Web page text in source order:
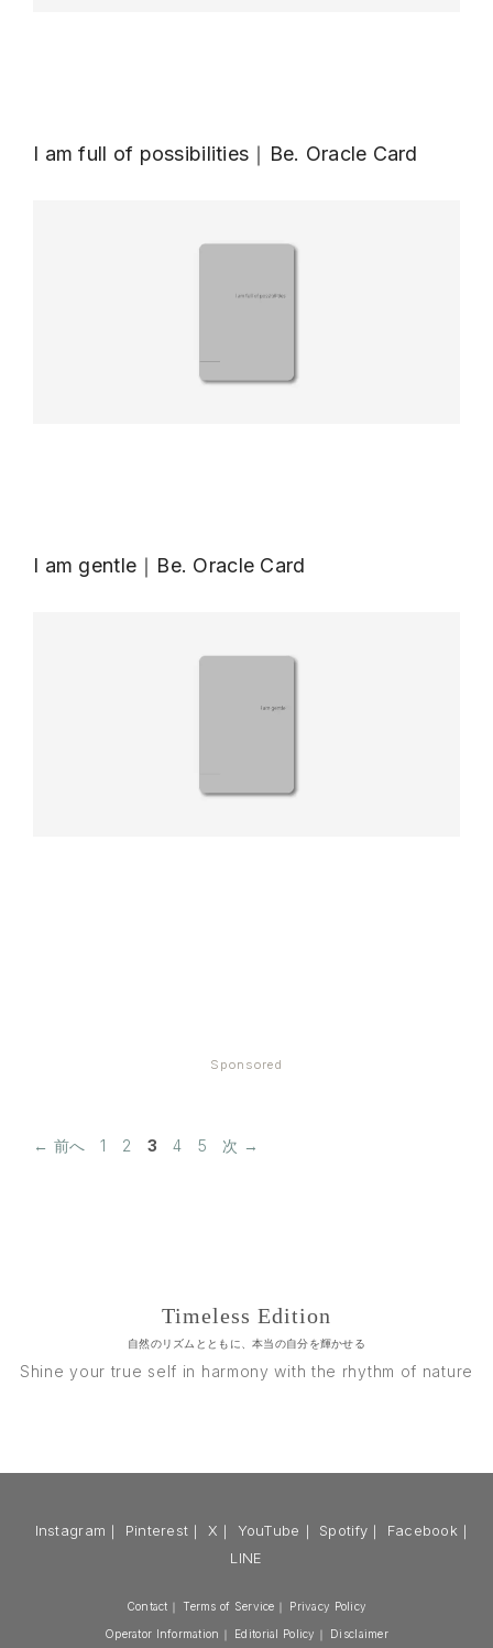
I am full of possibilities｜Be. Oracle Card
I am gentle｜Be. Oracle Card
Sponsored
← 前へ
ペ
1
ペ
2
ペ
3
ペ
4
ペ
5 次 →
Timeless Edition
自然のリズムとともに、本当の自分を輝かせる
Shine your true self in harmony with the rhythm of nature
Instagram ｜ Pinterest ｜ X ｜ YouTube ｜ Spotify ｜ Facebook ｜
LINE
Contact Terms of Service Privacy Policy
Operator Information Editorial Policy Disclaimer